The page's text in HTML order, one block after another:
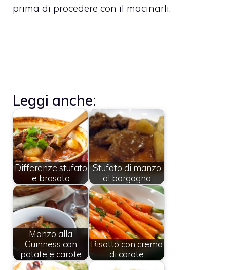
prima di procedere con il macinarli.
Leggi anche:
Differenze stufato
e brasato
Stufato di manzo
al borgogna
Manzo alla
Guinness con
patate e carote
Risotto con crema
di carote